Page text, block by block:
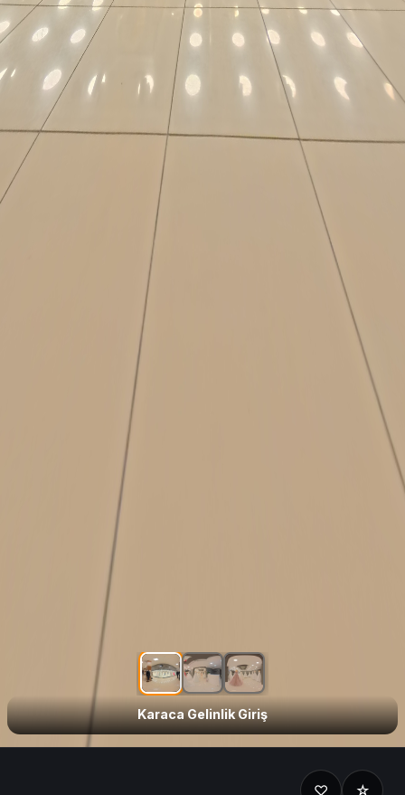
Karaca Gelinlik Giriş
Karaca Gelinlik Genel
Karaca Gelinlik Genel
Karaca Gelinlik Giriş
♡ ☆